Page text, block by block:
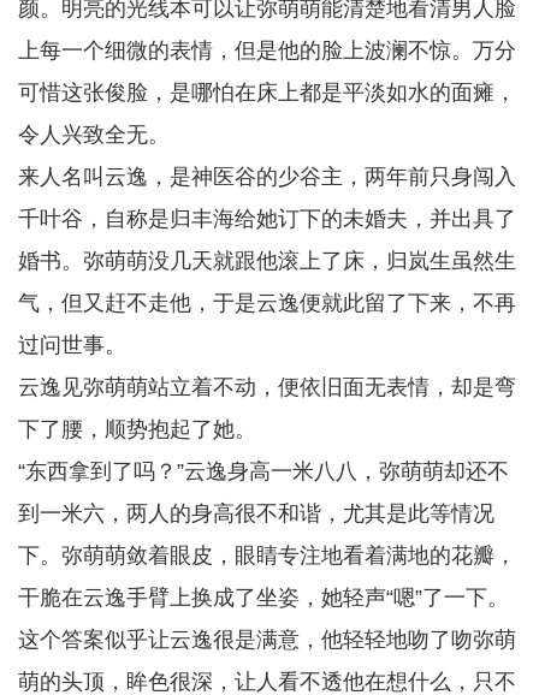
颜。明亮的光线本可以让弥萌萌能清楚地看清男人脸
上每一个细微的表情，但是他的脸上波澜不惊。万分
可惜这张俊脸，是哪怕在床上都是平淡如水的面瘫，
令人兴致全无。
来人名叫云逸，是神医谷的少谷主，两年前只身闯入
千叶谷，自称是归丰海给她订下的未婚夫，并出具了
婚书。弥萌萌没几天就跟他滚上了床，归岚生虽然生
气，但又赶不走他，于是云逸便就此留了下来，不再
过问世事。
云逸见弥萌萌站立着不动，便依旧面无表情，却是弯
下了腰，顺势抱起了她。
“东西拿到了吗？”云逸身高一米八八，弥萌萌却还不
到一米六，两人的身高很不和谐，尤其是此等情况
下。弥萌萌敛着眼皮，眼睛专注地看着满地的花瓣，
干脆在云逸手臂上换成了坐姿，她轻声“嗯”了一下。
这个答案似乎让云逸很是满意，他轻轻地吻了吻弥萌
萌的头顶，眸色很深，让人看不透他在想什么，只不